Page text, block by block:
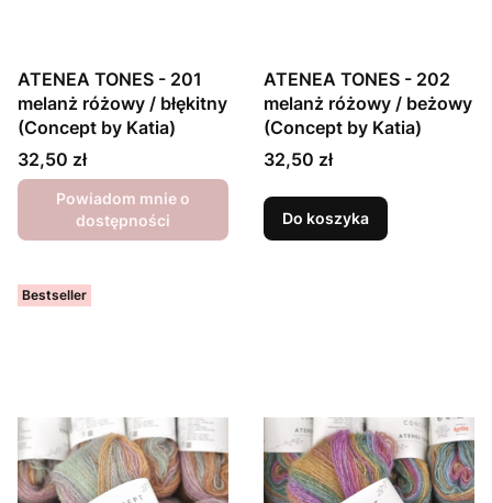
ATENEA TONES - 201
melanż różowy / błękitny
(Concept by Katia)
Cena
32,50 zł
Powiadom mnie o
dostępności
ATENEA TONES - 202
melanż różowy / beżowy
(Concept by Katia)
Cena
32,50 zł
Do koszyka
Bestseller